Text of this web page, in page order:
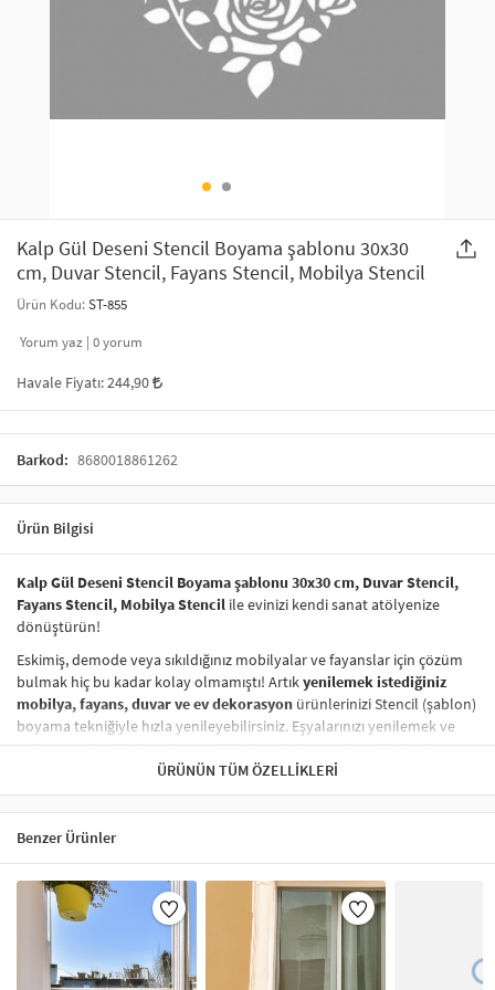
SAÇ AKSESUARLARI
GELİN / DÜĞÜN AKSESUARLARI
ŞAL VE FULAR
ODA KOKUSU VE MUM
Kalp Gül Deseni Stencil Boyama şablonu 30x30
cm, Duvar Stencil, Fayans Stencil, Mobilya Stencil
Ürün Kodu:ST-855
Yorum yaz | 0yorum
Havale Fiyatı:244,90
Barkod: 8680018861262
Ürün Bilgisi
Kalp Gül Deseni Stencil Boyama şablonu 30x30 cm, Duvar Stencil,
Fayans Stencil, Mobilya Stencil ile evinizi kendi sanat atölyenize
dönüştürün!
Eskimiş, demode veya sıkıldığınız mobilyalar ve fayanslar için çözüm
bulmak hiç bu kadar kolay olmamıştı! Artıkyenilemek istediğiniz
mobilya, fayans, duvar ve ev dekorasyon ürünlerinizi Stencil (şablon)
boyama tekniğiyle hızla yenileyebilirsiniz. Eşyalarınızı yenilemek ve
onlaramodern bir hava katmakhiç de pahalı ve zahmetli olmak
zorunda değil! Stencil şablonları, dilediğiniz her yüzeye pratik bir
şekildedesen uygulamanızısağlar ve mobilyalarınızın, duvarlarınızın,
kumaşlarınızın görünümünü anında değiştirebilir.
Çocuğunuzun dolabına, mutfak fayanslarına,
kumaşlara bile bant yardımıyla sabitleyip, istediğiniz renklerle
boyama yapabilirsiniz. Evinizi,
kişisel zevkinizle özelleştirebilir
boyama seti ile yaratıcı projeler gerçekleştirebilirsiniz.El işi ve ev
dekorasyonu
sevenler için stencil, kolayca uygulanabilecek eğlenceli
ve etkili bir aktivitedir.
ÜRÜNÜN TÜM ÖZELLIKLERI
Benzer Ürünler